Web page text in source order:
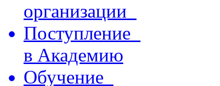
организации
Поступление
в Академию
Обучение